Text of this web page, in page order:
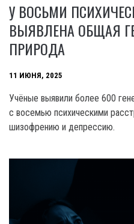
У ВОСЬМИ
ВЫЯВЛЕНА ОБЩАЯ
ПРИРОДА
11 ИЮНЯ, 2025
Учёные выявили более 600
с восемью психическими
шизофрению и депрессию.